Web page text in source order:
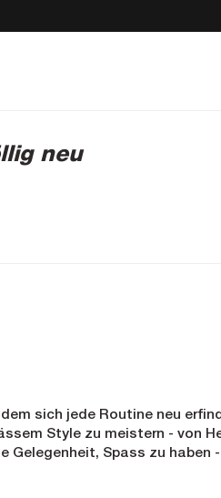
neu
sich jede Routine neu
Style zu meistern - von
Spass zu